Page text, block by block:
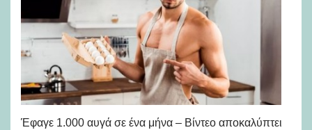
Έφαγε 1.000 αυγά σε ένα μήνα – Βίντεο αποκαλύπτει